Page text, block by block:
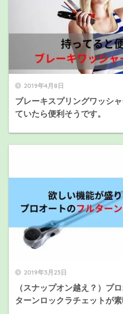
2019年4月8日
ブレーキスプリングワッシ
ていたら便利そうです。
2019年3月23日
（スナップオン越え？）プ
ターンロックラチェットが素